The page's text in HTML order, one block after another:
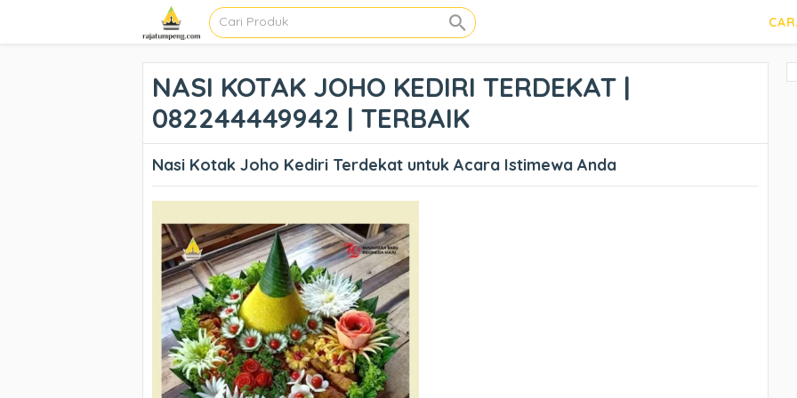
NASI KOTAK JOHO KEDIRI TERDEKAT |
082244449942 | TERBAIK
Nasi Kotak Joho Kediri Terdekat untuk Acara Istimewa Anda